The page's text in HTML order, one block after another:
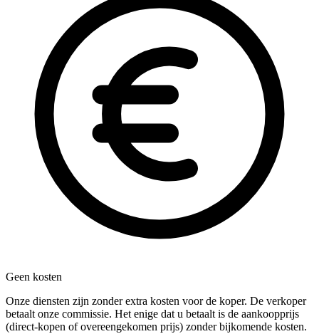
Geen kosten
Onze diensten zijn zonder extra kosten voor de koper. De verkoper
betaalt onze commissie. Het enige dat u betaalt is de aankoopprijs
(direct-kopen of overeengekomen prijs) zonder bijkomende kosten.